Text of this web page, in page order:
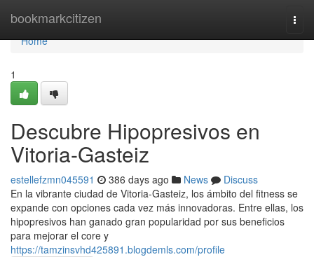
bookmarkcitizen
Home
Home
1
Descubre Hipopresivos en
Vitoria-Gasteiz
estellefzmn045591 386 days ago News
Discuss
En la vibrante ciudad de Vitoria-Gasteiz, los ámbito del fitness se
expande con opciones cada vez más innovadoras. Entre ellas, los
hipopresivos han ganado gran popularidad por sus beneficios
para mejorar el core y
https://tamzinsvhd425891.blogdemls.com/profile